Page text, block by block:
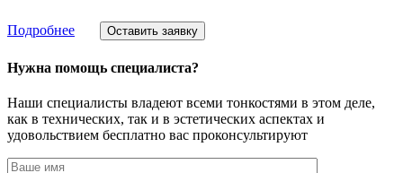
Подробнее Оставить заявку
Нужна помощь специалиста?
Наши специалисты владеют всеми тонкостями в этом деле,
как в технических, так и в эстетических аспектах и
удовольствием бесплатно вас проконсультируют